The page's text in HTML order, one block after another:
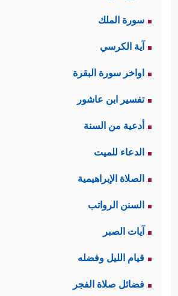
سورة الملك
آية الكرسي
اواخر سورة البقرة
تفسير ابن عاشور
أدعية من السنة
الدعاء للميت
الصلاة الإبراهيمية
السنن الرواتب
آيات الصبر
قيام الليل وفضله
فضائل صلاة الفجر